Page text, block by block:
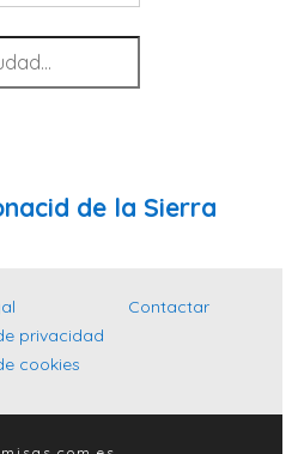
de la Sierra
privacidad
cookies
Contactar